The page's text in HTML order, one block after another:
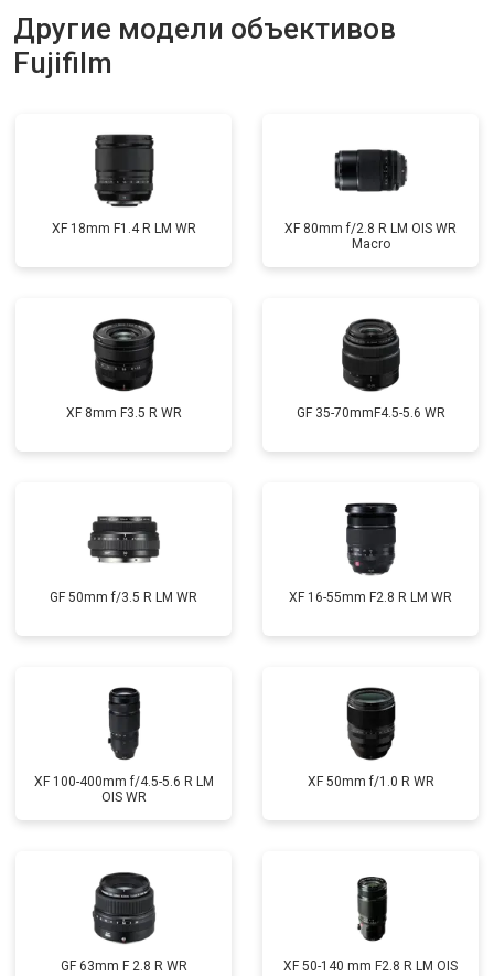
Другие модели объективов
Fujifilm
XF 18mm F1.4 R LM WR
XF 80mm f/2.8 R LM OIS WR
Macro
XF 8mm F3.5 R WR GF 35-70mmF4.5-5.6 WR
GF 50mm f/3.5 R LM WR XF 16-55mm F2.8 R LM WR
XF 100-400mm f/4.5-5.6 R LM
OIS WR
XF 50mm f/1.0 R WR
GF 63mm F 2.8 R WR
XF 50-140 mm F2.8 R LM OIS